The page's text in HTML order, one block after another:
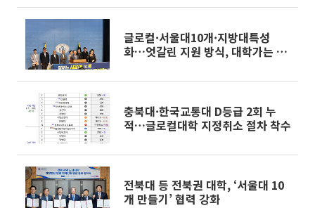
글로컬·서울대10개·지방대특성
화…엇갈린 지원 방식, 대학가는 혼
충북대·한국교통대 D등급 2회 누
적…글로컬대학 지정취소 절차 착수
전북대 등 전북권 대학, ‘서울대 10
개 만들기’ 협력 강화